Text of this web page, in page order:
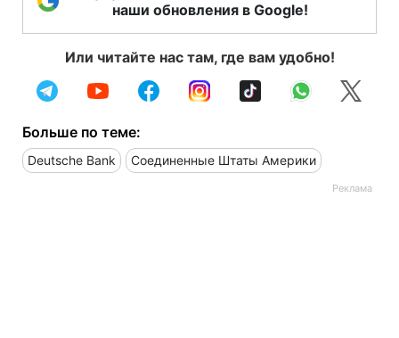
наши обновления в Google!
Или читайте нас там, где вам удобно!
Больше по теме:
Deutsche Bank Соединенные Штаты Америки